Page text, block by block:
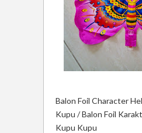
Balon Foil Character
Kupu / Balon Foil
Kupu Kupu